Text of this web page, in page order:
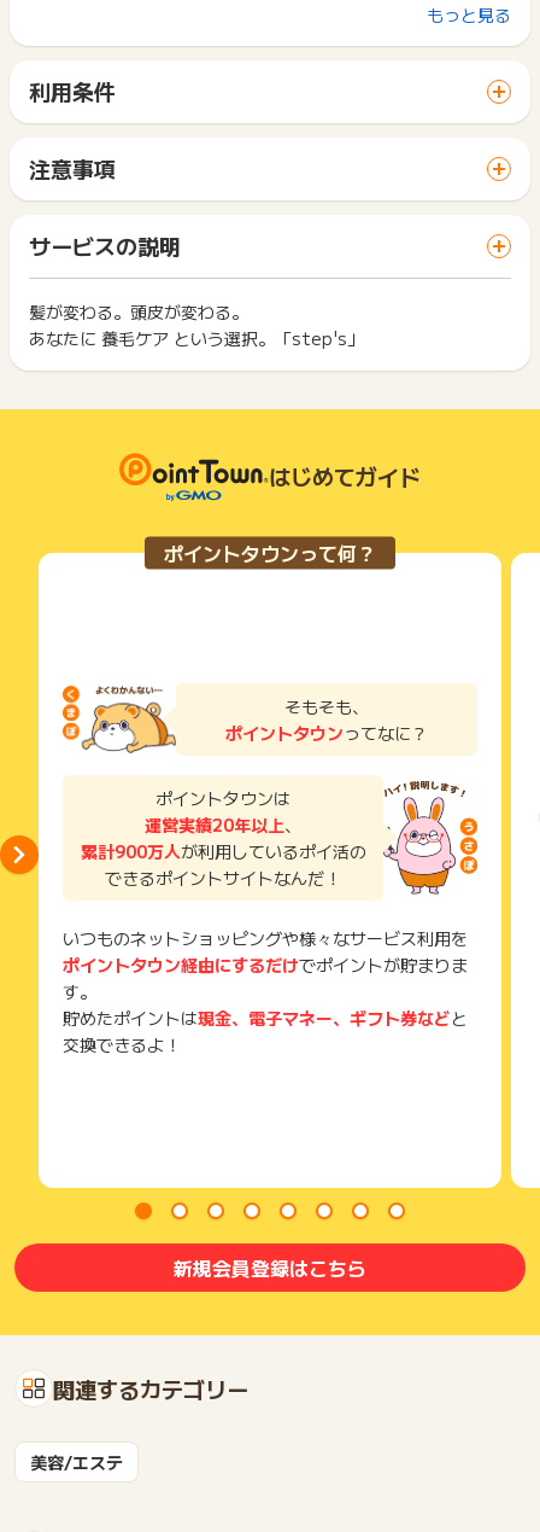
・虚偽(いたずら・成りすまし)の申込
・データ不備
・非契約の場合
・その他不正なご利用と判断した場合
※ポイントに関するお問い合わせは、ポイントタウンのサポート
までお問い合わせください。ポイントについて、広告主に直接
お問い合わせをした場合、ポイント獲得対象外となる場合がご
ざいます。
もっと見る
利用条件
サイトに移動してからお申し込みやお買い物が完了するまでの
間に、同じブラウザ（※）で他のサイトに移動した場合はポイン
ト獲得ができません。
「 サイトへ行ってポイントGET 」ボタンを押した時とサービ
ス・お買い物利用時で、デバイス・ブラウザが異なる場合はポ
イント獲得ができません。
2回以上同じお買い物・サービスをご利用される場合は、毎回
ポイントタウンに戻り、「 サイトへ行ってポイントGET 」ボ
下記の事項に該当する場合、広告主側で対象外とみなし、「獲
・同一端末や同一世帯で、繰り返し利用不可のサービス・お買
い物を複数回ご利用された場合
・他のポイントサイトや比較サイト、検索サイトなどを経由し
ご利用前には、Cookieの削除をおこなっていただくことを推奨
します。
読みください。
お申し込みやお買い物後、利用したサイトから送られる購入完
獲得待ち・獲得失敗の状態でお問い合わせされる際に、該当の
メールを送っていただく場合がございます。
そのため、紛失・破棄された場合は対応いたしかねますので、
ご注意ください。
注意事項
一部のサービスにつきましては、1商品につき10円単位の金額
は切り捨てとなります。
ポイント獲得が1ポイント未満のものは切り捨てとなり、ポイ
ント履歴には記載されません。
原則として広告主側のポイント等を利用して支払われた金額分
につきましては、ポイントタウンのポイント獲得の対象には含
まれません。
各サービス・お買い物の獲得ポイントや獲得条件、キャンペー
ン期間が予告なしに変更される場合がございますが、ご利用さ
条件を達成しているかどうかは各広告主ではなく、代理店が行
っているため、広告主はポイントに関する詳細を把握しており
広告に遷移しない場合は掲載が終了となっておりポイントが獲
得できませんので、ご注意くださいませ。
サービスの説明
髪が変わる。頭皮が変わる。
あなたに 養毛ケア という選択。「step's」
はじめてガイド
ポイントタウンって何？
そもそも、
ポイントタウンってなに？
ポイントタウンは
運営実績20年以上、
累計900万人が利用しているポイ活の
できるポイントサイトなんだ！
いつものネットショッピングや様々なサービス利用を
ポイントタウン経由にするだけでポイントが貯まりま
す。
貯めたポイントは現金、電子マネー、ギフト券などと
交換できるよ！
新規会員登録はこちら
関連するカテゴリー
美容/エステ